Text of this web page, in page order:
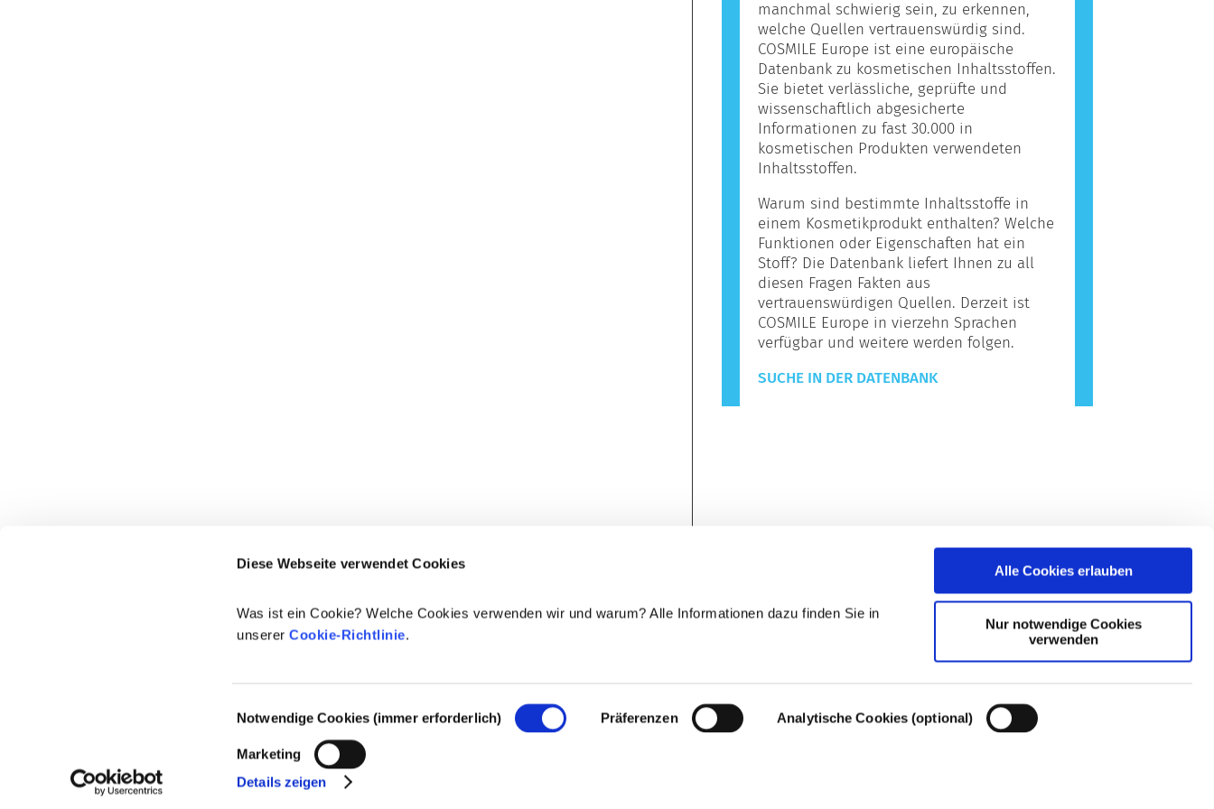
Diese Webseite verwendet Cookies
Was ist ein Cookie? Welche Cookies verwenden wir und warum? Alle Informationen dazu finden Sie in
unsererCookie-Richtlinie.
Notwendige Cookies (immer erforderlich) Präferenzen Analytische Cookies (optional)
Marketing
Details zeigen
Alle Cookies erlauben
Nur notwendige Cookies
verwenden
manchmal schwierig sein, zu erkennen,
welche Quellen vertrauenswürdig sind.
COSMILE Europe ist eine europäische
Datenbank zu kosmetischen Inhaltsstoffen.
Sie bietet verlässliche, geprüfte und
wissenschaftlich abgesicherte
Informationen zu fast 30.000 in
kosmetischen Produkten verwendeten
Inhaltsstoffen.
Warum sind bestimmte Inhaltsstoffe in
einem Kosmetikprodukt enthalten? Welche
Funktionen oder Eigenschaften hat ein
Stoff? Die Datenbank liefert Ihnen zu all
diesen Fragen Fakten aus
vertrauenswürdigen Quellen. Derzeit ist
COSMILE Europe in vierzehn Sprachen
verfügbar und weitere werden folgen.
SUCHE IN DER DATENBANK
© 2021-2026 - Cosmetics Europe Rechtlicher Hinweis Cookie-Einstellungen – Cookie-Richtlinie